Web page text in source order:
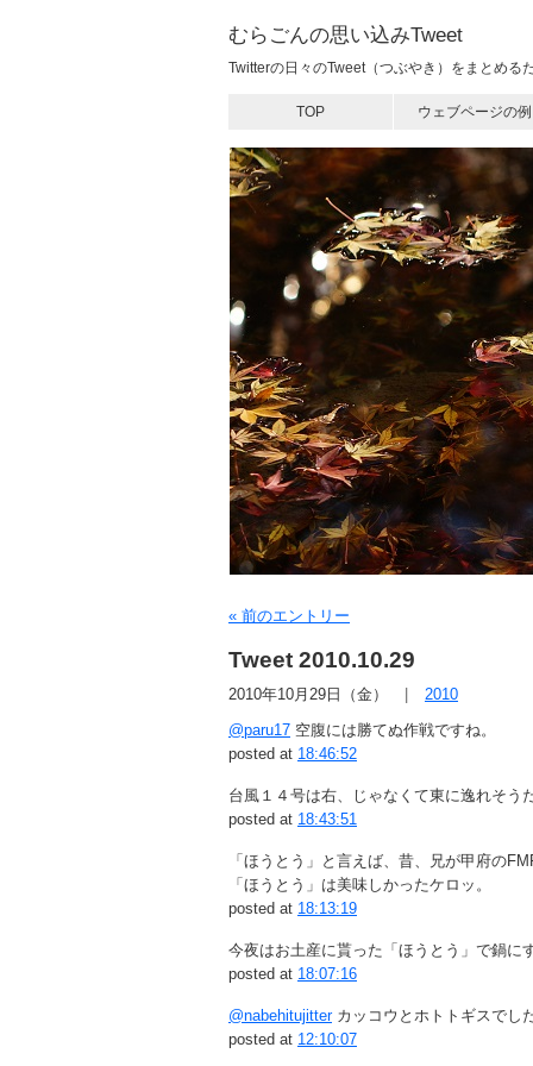
むらごんの思い込みTweet
Twitterの日々のTweet（つぶやき）をまとめる
TOP ウェブページの例
« 前のエントリー
Tweet 2010.10.29
2010年10月29日（金）
2010
@paru17 空腹には勝てぬ作戦ですね。
posted at 18:46:52
台風１４号は右、じゃなくて東に逸れそう
posted at 18:43:51
「ほうとう」と言えば、昔、兄が甲府の
「ほうとう」は美味しかったケロッ。
posted at 18:13:19
今夜はお土産に貰った「ほうとう」で鍋に
posted at 18:07:16
@nabehitujitterカッコウとホトトギスでし
posted at 12:10:07